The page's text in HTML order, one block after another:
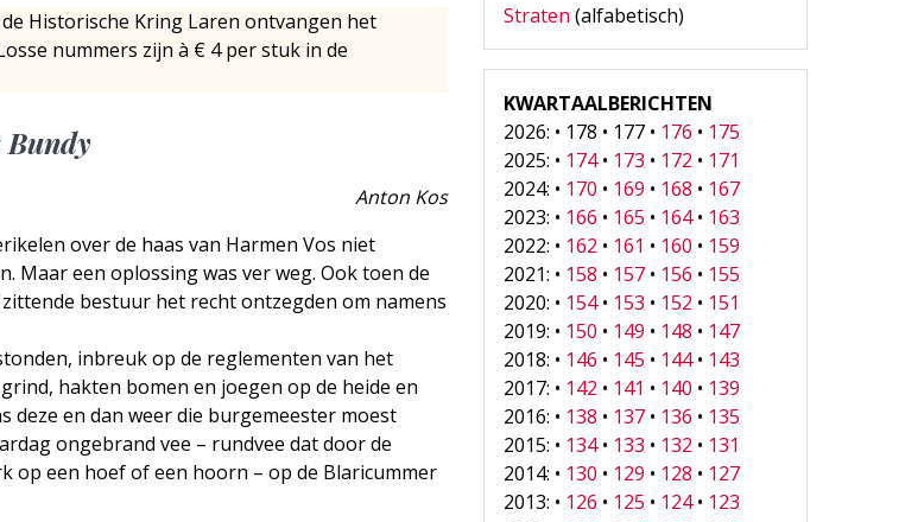
de Historische Kring Laren ontvangen het
nummers zijn à € 4 per stuk in de
Bundy
Anton Kos
over de haas van Harmen Vos niet
Maar een oplossing was ver weg. Ook toen de
bestuur het recht ontzegden om namens
inbreuk op de reglementen van het
hakten bomen en joegen op de heide en
deze en dan weer die burgemeester moest
ongebrand vee – rundvee dat door de
op een hoef of een hoorn – op de Blaricummer
Straten (alfabetisch)
KWARTAALBERICHTEN
2026: • 178 • 177 • 176 • 175
2025: • 174• 173 • 172 • 171
2024: • 170 • 169 • 168 • 167
2023: • 166 • 165 • 164• 163
2022: • 162 • 161 • 160 • 159
2021: • 158 • 157 • 156 • 155
2020: • 154• 153 • 152 • 151
2019: • 150 • 149 • 148 • 147
2018: • 146 • 145 • 144• 143
2017: • 142 • 141 • 140 • 139
2016: • 138 • 137 • 136 • 135
2015: • 134• 133 • 132 • 131
2014: • 130 • 129 • 128 • 127
2013: • 126 • 125 • 124• 123